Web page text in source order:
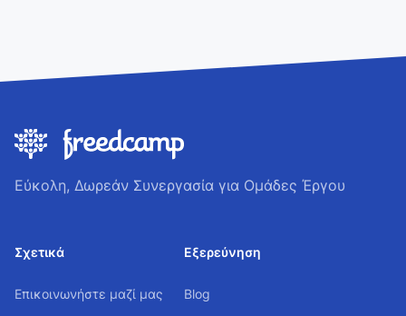
Εύκολη, Δωρεάν Συνεργασία για Ομάδες Έργου
Σχετικά
Επικοινωνήστε μαζί μας
Εξερεύνηση
Blog